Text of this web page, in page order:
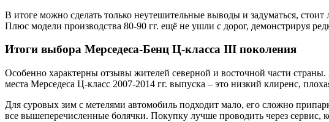
В итоге можно сделать только неутешительные выводы и задуматься,
Плюс модели производства 80-90 гг. ещё не ушли с дорог, демонстрируя
Итоги выбора Мерседеса-Бенц Ц-класса III поколения
Особенно характерны отзывы жителей северной и восточной части
места Мерседеса Ц-класс 2007-2014 гг. выпуска – это низкий клиренс,
Для суровых зим с метелями автомобиль подходит мало, его сложно
все вышеперечисленные болячки. Покупку лучше проводить через сервис,